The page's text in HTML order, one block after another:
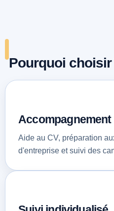
Pourquoi
Aide au CV, préparation
d'entreprise et suivi des